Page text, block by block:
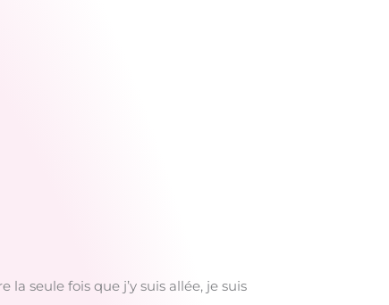
seule fois que j’y suis allée, je suis